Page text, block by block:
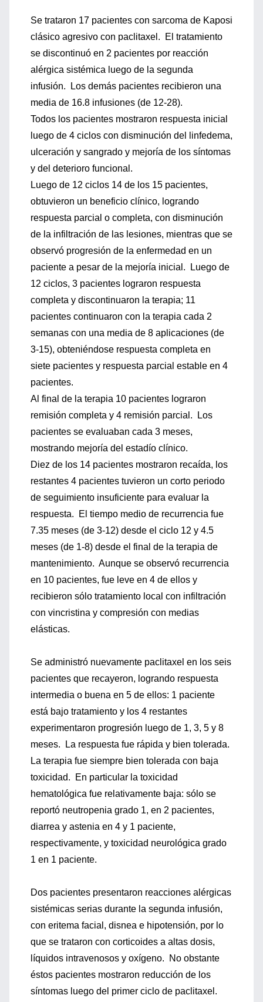
Se trataron 17 pacientes con sarcoma de Kaposi
clásico agresivo con paclitaxel. El tratamiento
se discontinuó en 2 pacientes por reacción
alérgica sistémica luego de la segunda
infusión. Los demás pacientes recibieron una
media de 16.8 infusiones (de 12-28).
Todos los pacientes mostraron respuesta inicial
luego de 4 ciclos con disminución del linfedema,
ulceración y sangrado y mejoría de los síntomas
y del deterioro funcional.
Luego de 12 ciclos 14 de los 15 pacientes,
obtuvieron un beneficio clínico, logrando
respuesta parcial o completa, con disminución
de la infiltración de las lesiones, mientras que se
observó progresión de la enfermedad en un
paciente a pesar de la mejoría inicial. Luego de
12 ciclos, 3 pacientes lograron respuesta
completa y discontinuaron la terapia; 11
pacientes continuaron con la terapia cada 2
semanas con una media de 8 aplicaciones (de
3-15), obteniéndose respuesta completa en
siete pacientes y respuesta parcial estable en 4
pacientes.
Al final de la terapia 10 pacientes lograron
remisión completa y 4 remisión parcial. Los
pacientes se evaluaban cada 3 meses,
mostrando mejoría del estadío clínico.
Diez de los 14 pacientes mostraron recaída, los
restantes 4 pacientes tuvieron un corto periodo
de seguimiento insuficiente para evaluar la
respuesta. El tiempo medio de recurrencia fue
7.35 meses (de 3-12) desde el ciclo 12 y 4.5
meses (de 1-8) desde el final de la terapia de
mantenimiento. Aunque se observó recurrencia
en 10 pacientes, fue leve en 4 de ellos y
recibieron sólo tratamiento local con infiltración
con vincristina y compresión con medias
elásticas.
Se administró nuevamente paclitaxel en los seis
pacientes que recayeron, logrando respuesta
intermedia o buena en 5 de ellos: 1 paciente
está bajo tratamiento y los 4 restantes
experimentaron progresión luego de 1, 3, 5 y 8
meses. La respuesta fue rápida y bien tolerada.
La terapia fue siempre bien tolerada con baja
toxicidad. En particular la toxicidad
hematológica fue relativamente baja: sólo se
reportó neutropenia grado 1, en 2 pacientes,
diarrea y astenia en 4 y 1 paciente,
respectivamente, y toxicidad neurológica grado
1 en 1 paciente.
Dos pacientes presentaron reacciones alérgicas
sistémicas serias durante la segunda infusión,
con eritema facial, disnea e hipotensión, por lo
que se trataron con corticoides a altas dosis,
líquidos intravenosos y oxígeno. No obstante
éstos pacientes mostraron reducción de los
síntomas luego del primer ciclo de paclitaxel.